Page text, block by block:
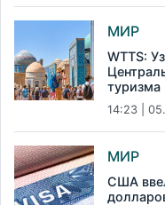
МИР
WTTS:
туризма
14:23 |
МИР
США